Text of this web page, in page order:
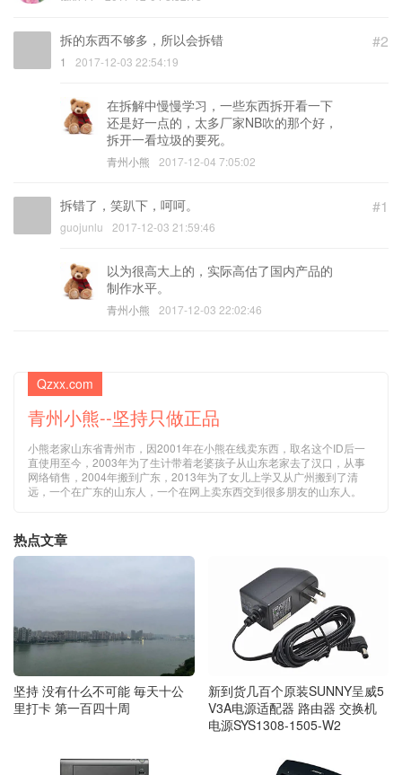
#2
拆的东西不够多，所以会拆错
1 2017-12-03 22:54:19
在拆解中慢慢学习，一些东西拆开看一下
还是好一点的，太多厂家NB吹的那个好，
拆开一看垃圾的要死。
青州小熊 2017-12-04 7:05:02
#1
拆错了，笑趴下，呵呵。
guojunlu 2017-12-03 21:59:46
以为很高大上的，实际高估了国内产品的
制作水平。
青州小熊 2017-12-03 22:02:46
Qzxx.com
青州小熊--坚持只做正品
小熊老家山东省青州市，因2001年在小熊在线卖东西，取名这个ID后一
直使用至今，2003年为了生计带着老婆孩子从山东老家去了汉口，从事
网络销售，2004年搬到广东，2013年为了女儿上学又从广州搬到了清
远，一个在广东的山东人，一个在网上卖东西交到很多朋友的山东人。
热点文章
坚持 没有什么不可能 毎天十公
里打卡 第一百四十周
新到货几百个原装SUNNY呈威5
V3A电源适配器 路由器 交换机
电源SYS1308-1505-W2